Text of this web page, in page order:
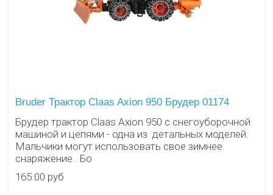
Bruder Трактор Claas Axion 950 Брудер 01174
Брудер трактор Claas Axion 950 с снегоуборочной
машиной и цепями - одна из детальных моделей.
Мальчики могут использовать свое зимнее
снаряжение . Бо
165.00 руб